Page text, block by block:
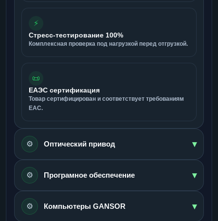
⚡
Стресс-тестирование 100%
Комплексная проверка под нагрузкой перед отгрузкой.
📜
ЕАЭС сертификация
Товар сертифицирован и соответствует требованиям
ЕАС.
⚙️ Оптический привод ▾
⚙️ Програмное обеспечение ▾
⚙️ Компьютеры GANSOR ▾